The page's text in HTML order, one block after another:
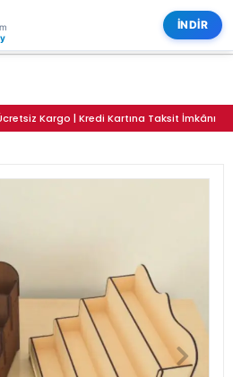
İNDİR
Kargo | Kredi Kartına Taksit İmkânı
0
Kategoriler